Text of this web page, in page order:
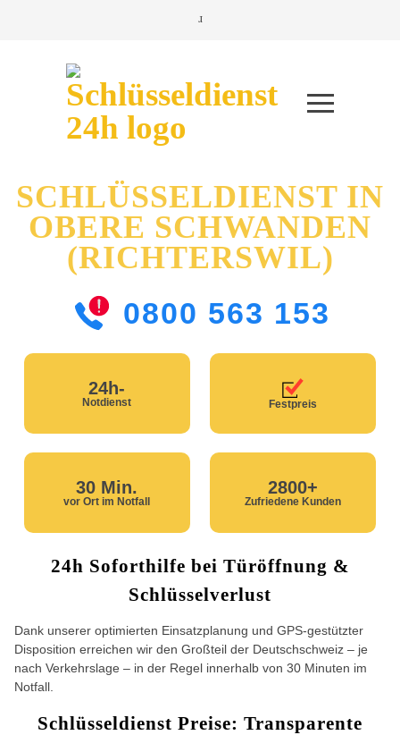
SCHLÜSSELDIENST IN
OBERE SCHWANDEN
(RICHTERSWIL)
0800 563 153
24h-
Notdienst Festpreis
30 Min.
vor Ort im Notfall
2800+
Zufriedene Kunden
24h Soforthilfe bei Türöffnung &
Schlüsselverlust
Dank unserer optimierten Einsatzplanung und GPS-gestützter
Disposition erreichen wir den Großteil der Deutschschweiz – je
nach Verkehrslage – in der Regel innerhalb von 30 Minuten im
Notfall.
Schlüsseldienst Preise: Transparente